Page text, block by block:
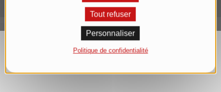
Tout refuser
Personnaliser
Politique de confidentialité